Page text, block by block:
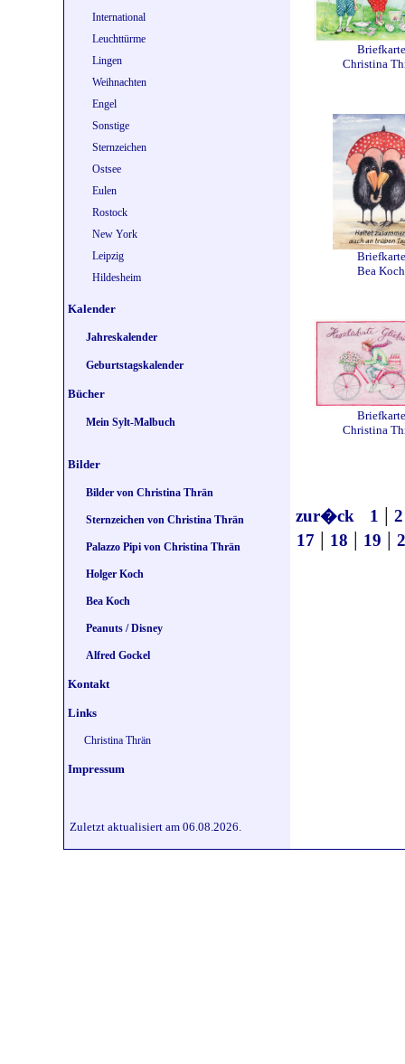
International
Leuchttürme
Lingen
Weihnachten
Engel
Sonstige
Sternzeichen
Ostsee
Eulen
Rostock
New York
Leipzig
Hildesheim
Kalender
Jahreskalender
Geburtstagskalender
Bücher
Mein Sylt-Malbuch
Bilder
Bilder von Christina Thrän
Sternzeichen von Christina Thrän
Palazzo Pipi von Christina Thrän
Holger Koch
Bea Koch
Peanuts / Disney
Alfred Gockel
Kontakt
Links
Christina Thrän
Impressum
Briefkarte
Christina
Briefkarte
Bea Koch
Briefkarte
Christina
zur�ck 1 | 2
17 | 18 | 19 |
Zuletzt aktualisiert am 06.08.2026.